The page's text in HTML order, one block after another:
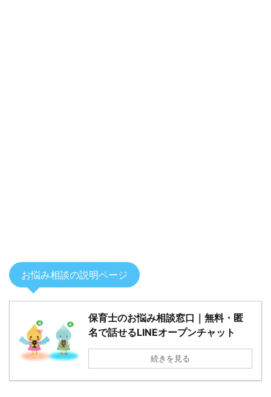
お悩み相談の説明ページ
保育士のお悩み相談窓口｜無料・匿
名で話せるLINEオープンチャット
続きを見る